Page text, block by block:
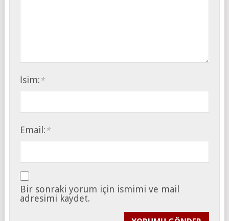
İsim: *
Email: *
Bir sonraki yorum için ismimi ve mail
adresimi kaydet.